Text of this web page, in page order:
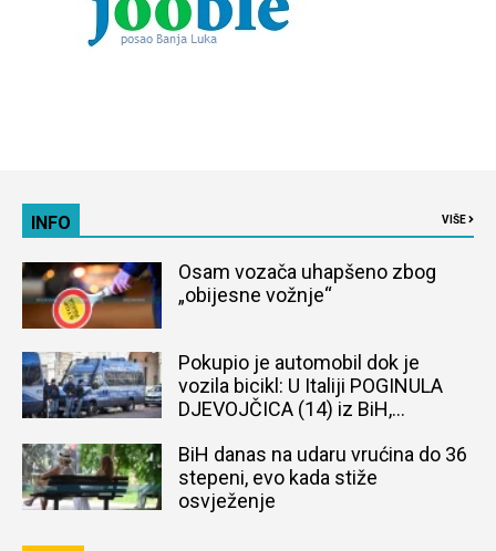
INFO VIŠE
Osam vozača uhapšeno zbog
„obijesne vožnje“
Pokupio je automobil dok je
vozila bicikl: U Italiji POGINULA
DJEVOJČICA (14) iz BiH,
BiH danas na udaru vrućina do 36
stepeni, evo kada stiže
osvježenje